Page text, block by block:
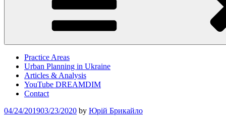
Practice Areas
Urban Planning in Ukraine
Articles & Analysis
YouTube DREAMDIM
Contact
Posted
04/24/201903/23/2020 by Юрій Брикайло